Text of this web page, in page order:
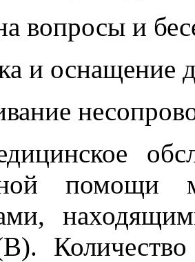
вопросы и
и оснащение
помощи